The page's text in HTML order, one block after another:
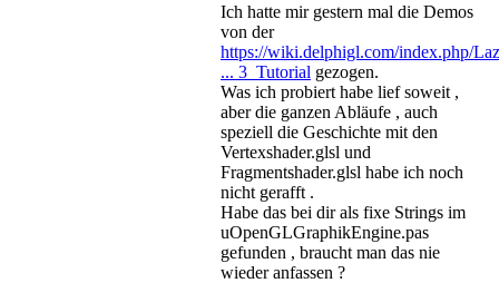
Ich hatte mir gestern mal die Demos
von der
https://wiki.delphigl.com/index.php/Laz
... 3_Tutorial gezogen.
Was ich probiert habe lief soweit ,
aber die ganzen Abläufe , auch
speziell die Geschichte mit den
Vertexshader.glsl und
Fragmentshader.glsl habe ich noch
nicht gerafft .
Habe das bei dir als fixe Strings im
uOpenGLGraphikEngine.pas
gefunden , braucht man das nie
wieder anfassen ?